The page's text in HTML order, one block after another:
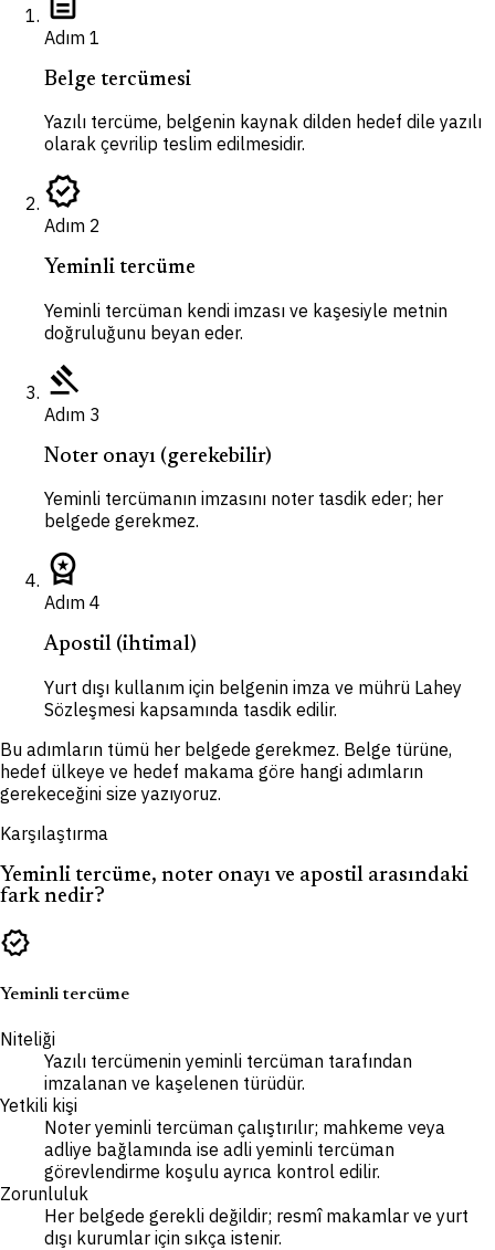
Adım 1
Belge tercümesi
Yazılı tercüme, belgenin kaynak dilden hedef dile yazılı
olarak çevrilip teslim edilmesidir.
verified
Adım 2
Yeminli tercüme
Yeminli tercüman kendi imzası ve kaşesiyle metnin
doğruluğunu beyan eder.
gavel
Adım 3
Noter onayı (gerekebilir)
Yeminli tercümanın imzasını noter tasdik eder; her
belgede gerekmez.
workspace_premium
Adım 4
Apostil (ihtimal)
Yurt dışı kullanım için belgenin imza ve mührü Lahey
Sözleşmesi kapsamında tasdik edilir.
Bu adımların tümü her belgede gerekmez. Belge türüne,
hedef ülkeye ve hedef makama göre hangi adımların
gerekeceğini size yazıyoruz.
Karşılaştırma
Yeminli tercüme, noter onayı ve apostil arasındaki
fark nedir?
verified
Yeminli tercüme
Niteliği
Yazılı tercümenin yeminli tercüman tarafından
imzalanan ve kaşelenen türüdür.
Yetkili kişi
Noter yeminli tercüman çalıştırılır; mahkeme veya
adliye bağlamında ise adli yeminli tercüman
görevlendirme koşulu ayrıca kontrol edilir.
Zorunluluk
Her belgede gerekli değildir; resmî makamlar ve yurt
dışı kurumlar için sıkça istenir.